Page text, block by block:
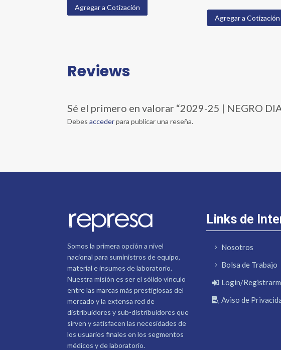
Agregar a Cotización
Agregar a Cotización
Reviews
Sé el primero en valorar “2029-25 | NEGRO
Debesaccederpara publicar una reseña.
Somos la primera opción a nivel
nacional para suministros de equipo,
material e insumos de laboratorio.
Nuestra misión es ser el sólido vínculo
entre las marcas más prestigiosas del
mercado y la extensa red de
distribuidores y sub-distribuidores que
sirven y satisfacen las necesidades de
los usuarios finales en los segmentos
médicos y de laboratorio.
Links de
Nosotros
Bolsa de Trabajo
Login/
Aviso de